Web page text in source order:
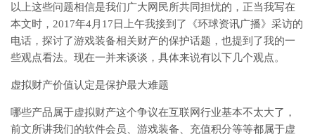
以上这些问题相信是我们广大网民所共同担忧的，正当我写在
本文时，2017年4月17日上午我接到了《环球资讯广播》采访的
电话，探讨了游戏装备相关财产的保护话题，也提到了我的一
些观点看法。现在一并来谈谈，具体来说有以下几个观点。
虚拟财产价值认定是保护最大难题
哪些产品属于虚拟财产这个争议在互联网行业基本不太大了，
前文所讲我们的软件会员、游戏装备、充值积分等等都属于虚